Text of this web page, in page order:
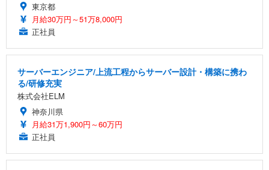
東京都
月給30万円～51万8,000円
正社員
サーバーエンジニア/上流工程からサーバー設計・構築に携わ
る/研修充実
株式会社ELM
神奈川県
月給31万1,900円～60万円
正社員